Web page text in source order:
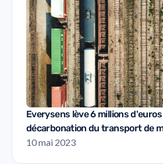
Everysens lève 6 millions
décarbonation du transport de
10 mai 2023